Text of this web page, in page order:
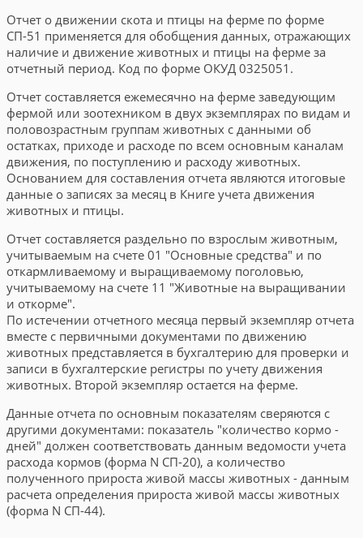
Отчет о движении скота и птицы на ферме по форме
СП-51 применяется для обобщения данных, отражающих
наличие и движение животных и птицы на ферме за
отчетный период. Код по форме ОКУД 0325051.
Отчет составляется ежемесячно на ферме заведующим
фермой или зоотехником в двух экземплярах по видам и
половозрастным группам животных с данными об
остатках, приходе и расходе по всем основным каналам
движения, по поступлению и расходу животных.
Основанием для составления отчета являются итоговые
данные о записях за месяц в Книге учета движения
животных и птицы.
Отчет составляется раздельно по взрослым животным,
учитываемым на счете 01 "Основные средства" и по
откармливаемому и выращиваемому поголовью,
учитываемому на счете 11 "Животные на выращивании
и откорме".
По истечении отчетного месяца первый экземпляр отчета
вместе с первичными документами по движению
животных представляется в бухгалтерию для проверки и
записи в бухгалтерские регистры по учету движения
животных. Второй экземпляр остается на ферме.
Данные отчета по основным показателям сверяются с
другими документами: показатель "количество кормо -
дней" должен соответствовать данным ведомости учета
расхода кормов (форма N СП-20), а количество
полученного прироста живой массы животных - данным
расчета определения прироста живой массы животных
(форма N СП-44).